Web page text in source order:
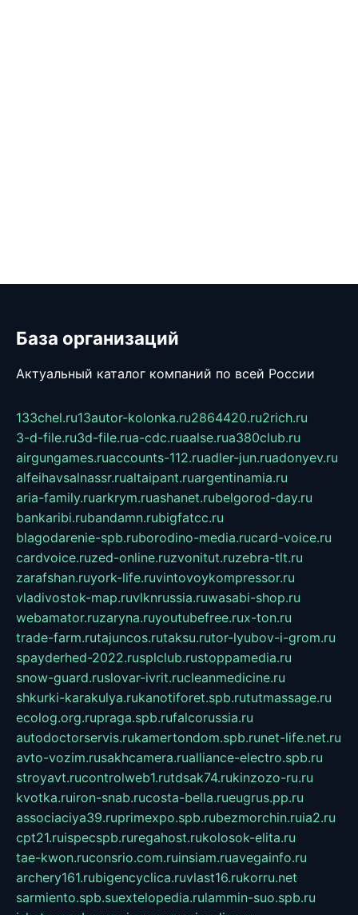
База организаций
Актуальный каталог компаний по всей России
133chel.ru13autor-kolonka.ru2864420.ru2rich.ru
3-d-file.ru3d-file.rua-cdc.ruaalse.rua380club.ru
airgungames.ruaccounts-112.ruadler-jun.ruadonyev.ru
alfeihavsalnassr.rualtaipant.ruargentinamia.ru
aria-family.ruarkrym.ruashanet.rubelgorod-day.ru
bankaribi.rubandamn.rubigfatcc.ru
blagodarenie-spb.ruborodino-media.rucard-voice.ru
cardvoice.ruzed-online.ruzvonitut.ruzebra-tlt.ru
zarafshan.ruyork-life.ruvintovoykompressor.ru
vladivostok-map.ruvlknrussia.ruwasabi-shop.ru
webamator.ruzaryna.ruyoutubefree.rux-ton.ru
trade-farm.rutajuncos.rutaksu.rutor-lyubov-i-grom.ru
spayderhed-2022.rusplclub.rustoppamedia.ru
snow-guard.ruslovar-ivrit.rucleanmedicine.ru
shkurki-karakulya.rukanotiforet.spb.rututmassage.ru
ecolog.org.rupraga.spb.rufalcorussia.ru
autodoctorservis.rukamertondom.spb.runet-life.net.ru
avto-vozim.rusakhcamera.rualliance-electro.spb.ru
stroyavt.rucontrolweb1.rutdsak74.rukinzozo-ru.ru
kvotka.ruiron-snab.rucosta-bella.rueugrus.pp.ru
associaciya39.ruprimexpo.spb.rubezmorchin.ruia2.ru
cpt21.ruispecspb.ruregahost.rukolosok-elita.ru
tae-kwon.ruconsrio.com.ruinsiam.ruavegainfo.ru
archery161.rubigencyclica.ruvlast16.rukorru.net
sarmiento.spb.suextelopedia.rulammin-suo.spb.ru